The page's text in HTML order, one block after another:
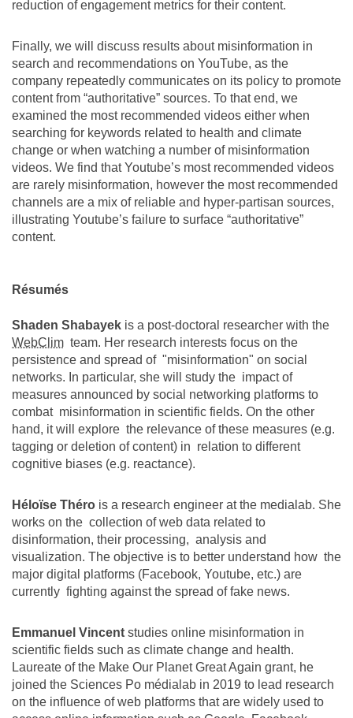
reduction of engagement metrics for their content.
Finally, we will discuss results about misinformation in
search and recommendations on YouTube, as the
company repeatedly communicates on its policy to promote
content from “authoritative” sources. To that end, we
examined the most recommended videos either when
searching for keywords related to health and climate
change or when watching a number of misinformation
videos. We find that Youtube’s most recommended videos
are rarely misinformation, however the most recommended
channels are a mix of reliable and hyper-partisan sources,
illustrating Youtube’s failure to surface “authoritative”
content.
Résumés
Shaden Shabayek is a post-doctoral researcher with the
WebClim team. Her research interests focus on the
persistence and spread of "misinformation" on social
networks. In particular, she will study the impact of
measures announced by social networking platforms to
combat misinformation in scientific fields. On the other
hand, it will explore the relevance of these measures (e.g.
tagging or deletion of content) in relation to different
cognitive biases (e.g. reactance).
Héloïse Théro is a research engineer at the medialab. She
works on the collection of web data related to
disinformation, their processing, analysis and
visualization. The objective is to better understand how the
major digital platforms (Facebook, Youtube, etc.) are
currently fighting against the spread of fake news.
Emmanuel Vincent studies online misinformation in
scientific fields such as climate change and health.
Laureate of the Make Our Planet Great Again grant, he
joined the Sciences Po médialab in 2019 to lead research
on the influence of web platforms that are widely used to